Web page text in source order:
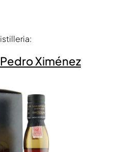
Ximénez